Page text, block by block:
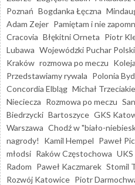
Poznań Bogdanka Łęczna
Adam Zejer Pamiętam i nie
Cracovia Błękitni Orneta Piotr
Lubawa Wojewódzki Puchar Polski
Kraków rozmowa po meczu
Przedstawiamy rywala Polonia
Concordia Elbląg Michał
Nieciecza Rozmowa po meczu
Biedrzycki Bartoszyce GKS
Warszawa Chodź w "biało-
nagrody!
Kamil Hempel Paweł
młodsi Raków Częstochowa UKS
Radom Paweł Kaczmarek Stomil
Rozwój Katowice Piotr